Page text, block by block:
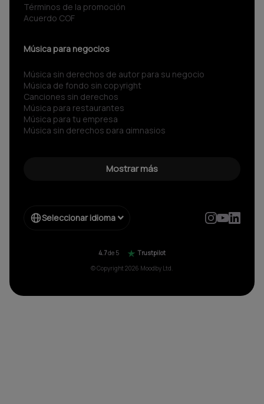
Términos de la promoción
Acuerdo COF
Música para negocios
Música sin derechos de autor para su negocio
Música de fondo sin copyright
Canciones sin derechos
Música para restaurantes
Música para tu empresa
Música sin derechos para gimnasios
Sonidos sin copyright
Radio sin copyright para
Mostrar más
Seleccionar idioma
4.7de 5
Trustpilot
© Copyright 2026 Moodby Ltd.